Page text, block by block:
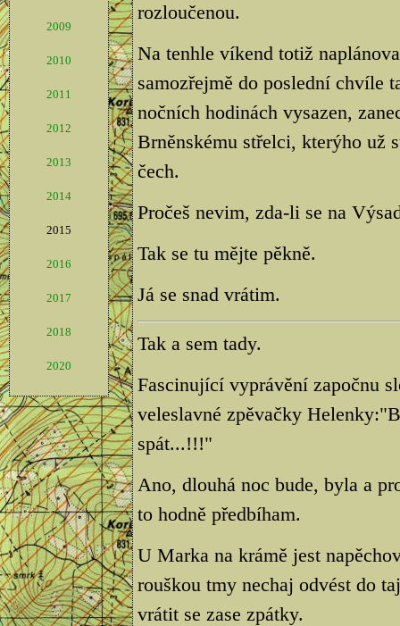
2009
2010
2011
2012
2013
2014
2015
2016
2017
2018
2020
rozloučenou.
Na tenhle víkend totiž
samozřejmě do poslední chvíle
nočních hodinách vysazen,
Brněnskému střelci, kterýho už
čech.
Pročeš nevim, zda-li se na
Tak se tu mějte pěkně.
Já se snad vrátim.
Tak a sem tady.
Fascinující vyprávění započnu
veleslavné zpěvačky
spát...!!!"
Ano, dlouhá noc bude, byla a
to hodně předbíham.
U Marka na krámě jest
rouškou tmy nechaj odvést do
vrátit se zase zpátky.